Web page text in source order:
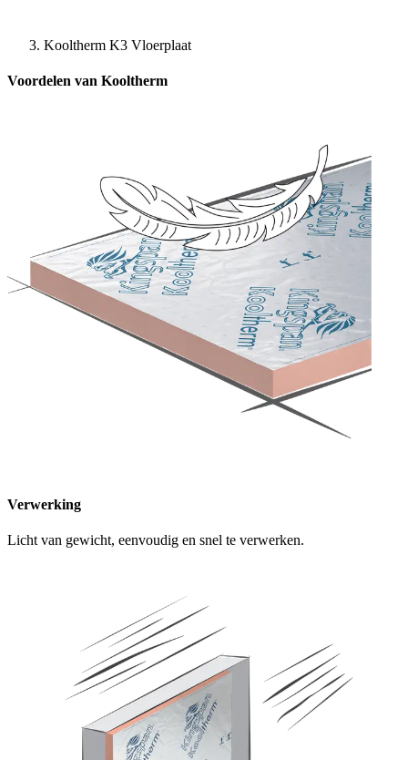
Kooltherm K3 Vloerplaat
Voordelen van Kooltherm
Verwerking
Licht van gewicht, eenvoudig en snel te verwerken.